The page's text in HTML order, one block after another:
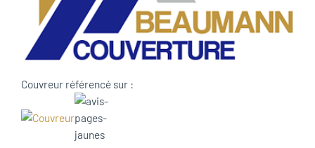
Couvreur référencé sur :